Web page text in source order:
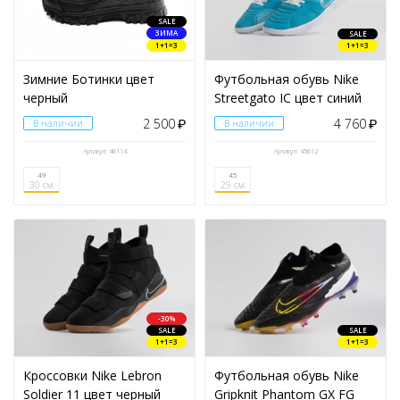
МОДЕЛЬ
СЕЗОН
ЦВЕТ
ФУТБОЛЬНАЯ ОБУВЬ
БАСКЕТБОЛЬНАЯ ОБУВЬ
Высокие
(137)
Средние
(79)
SALE
ЗИМА
1+1=3
Зимние Ботинки цвет
черный
В наличии 2 500₽
Артикул: 46114
49
30 см.
SALE
1+1=3
Футбольная обувь Nike
Streetgato IС цвет синий
В наличии 4 760₽
Артикул: 45612
45
29 см.
-30%
SALE
1+1=3
Кроссовки Nike Lebron
Soldier 11 цвет черный
SALE
1+1=3
Футбольная обувь Nike
Gripknit Phantom GX FG